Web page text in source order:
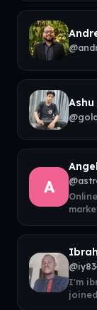
A
I'm ibrahim yusuf, a